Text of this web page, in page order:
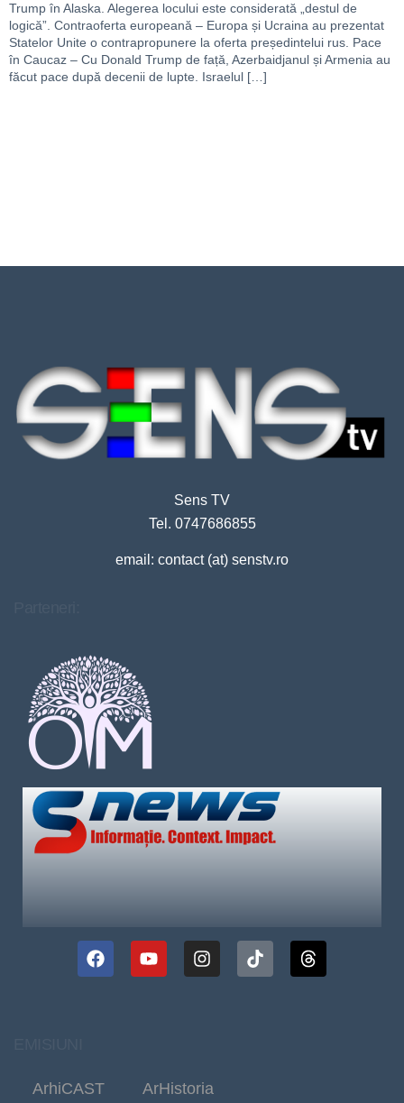
Trump în Alaska. Alegerea locului este considerată „destul de
logică”. Contraoferta europeană – Europa și Ucraina au prezentat
Statelor Unite o contrapropunere la oferta președintelui rus. Pace
în Caucaz – Cu Donald Trump de față, Azerbaidjanul și Armenia au
făcut pace după decenii de lupte. Israelul […]
Sens TV
Tel. 0747686855
email: contact (at) senstv.ro
ArhiCAST
ArHistoria